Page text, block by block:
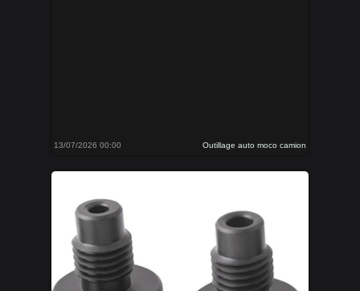
13/07/2026 00:00 Outillage auto moco camion